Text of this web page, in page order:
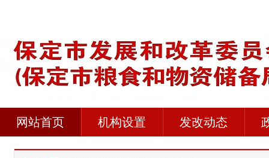
网站首页 机构设置 发改动态